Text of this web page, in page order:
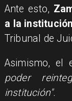
Ante esto,
a la
Tribunal de
Asimismo, el
poder
institución".